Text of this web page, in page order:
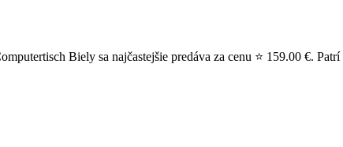
Biely sa najčastejšie predáva za cenu ⭐ 159.00 €.